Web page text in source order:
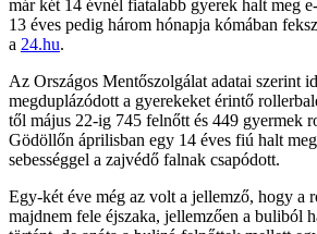
már két 14 évnél fiatalabb gyerek halt meg
13 éves pedig három hónapja kómában
a 24.hu.
Az Országos Mentőszolgálat adatai szerint
megduplázódott a gyerekeket érintő
től május 22-ig 745 felnőtt és 449 gyermek
Gödöllőn áprilisban egy 14 éves fiú halt
sebességgel a zajvédő falnak csapódott.
Egy-két éve még az volt a jellemző, hogy a
majdnem fele éjszaka, jellemzően a buliból